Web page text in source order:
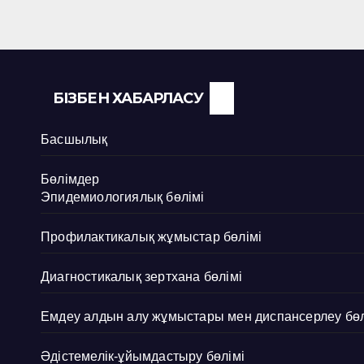
БІЗБЕН ХАБАРЛАСУ
Басшылық
Бөлімдер
Эпидемиологиялық бөлімі
Профилактикалық жұмыстар бөлімі
Диагностикалық зертхана бөлімі
Емдеу алдын алу жұмыстары мен диспансерлеу
Әдістемелік-ұйымдастыру бөлімі